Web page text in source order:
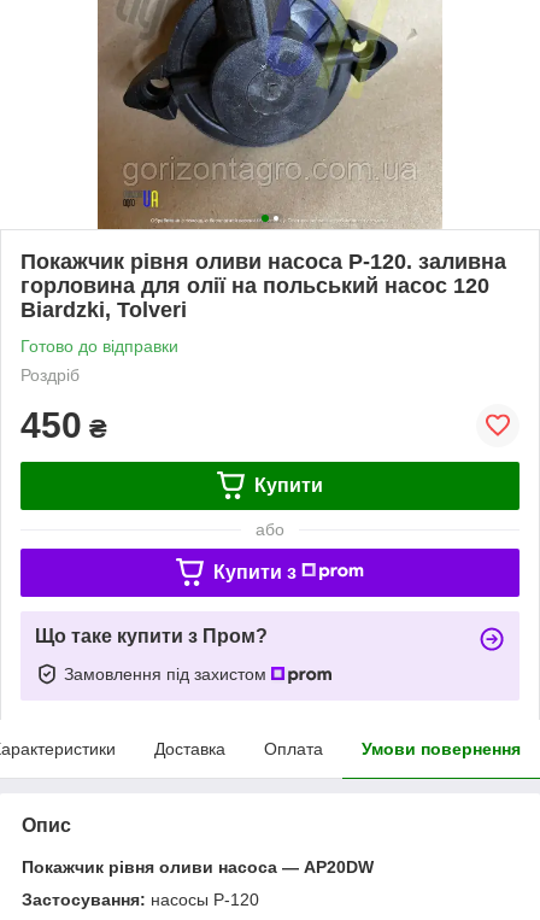
Покажчик рівня оливи насоса P-120. заливна
горловина для олії на польський насос 120
Biardzki, Tolveri
Готово до відправки
Роздріб
450 ₴
Купити
або
Купити з
Що таке купити з Пром?
Замовлення під захистом
Доставка Оплата Умови повернення
Опис
Покажчик рівня оливи насоса — AP20DW
Застосування: насосы P-120